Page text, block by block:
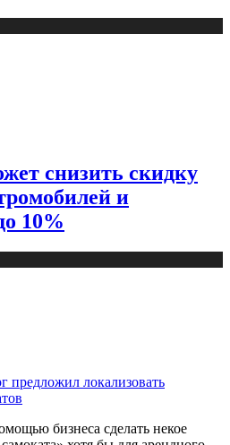
снизить скидку
и
10%
предложил локализовать
бизнеса сделать некое